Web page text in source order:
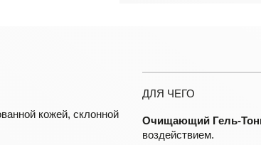
кожей, склонной
ДЛЯ ЧЕГО
Очищающий Гель-
воздействием.